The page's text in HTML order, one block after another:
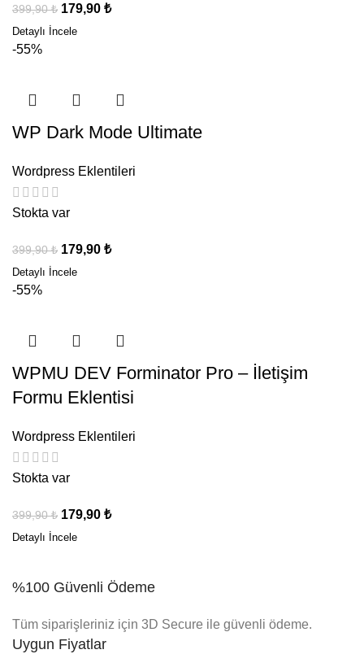
399,90₺ 179,90 ₺
-55%
WP Dark Mode Ultimate
Wordpress Eklentileri
Stokta var
399,90₺ 179,90 ₺
-55%
WPMU DEV Forminator Pro – İletişim
Formu Eklentisi
Wordpress Eklentileri
Stokta var
399,90₺ 179,90 ₺
%100 Güvenli Ödeme
Tüm siparişleriniz için 3D Secure ile güvenli ödeme.
Uygun Fiyatlar